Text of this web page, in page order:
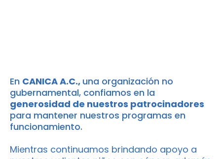
En CANICA A.C., una organización no
gubernamental, confiamos en la
generosidad de nuestros patrocinadores
para mantener nuestros programas en
funcionamiento.
Mientras continuamos brindando apoyo a